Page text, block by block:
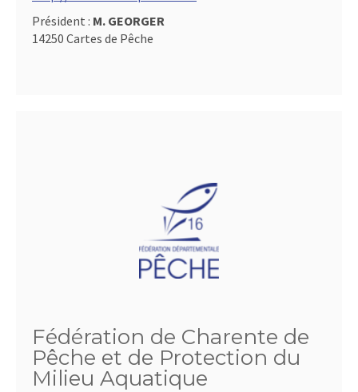
Président : M. GEORGER
14250 Cartes de Pêche
Fédération de Charente de
Pêche et de Protection du
Milieu Aquatique